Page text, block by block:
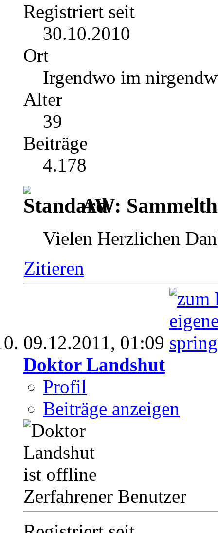
Registriert seit
30.10.2010
Ort
Irgendwo im
Alter
39
Beiträge
4.178
AW:
Vielen Herzlichen
Zitieren
09.12.2011, 01:09
Doktor Landshut
Profil
Beiträge anzeigen
Zerfahrener Benutzer